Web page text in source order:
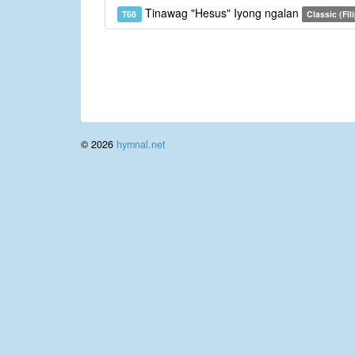
T68 Tinawag "Hesus" Iyong ngalan Classic
© 2026 hymnal.net